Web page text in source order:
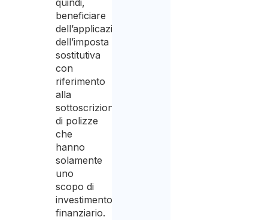
quindi,
beneficiare
dell’applicazione
dell’imposta
sostitutiva
con
riferimento
alla
sottoscrizione
di polizze
che
hanno
solamente
uno
scopo di
investimento
finanziario.